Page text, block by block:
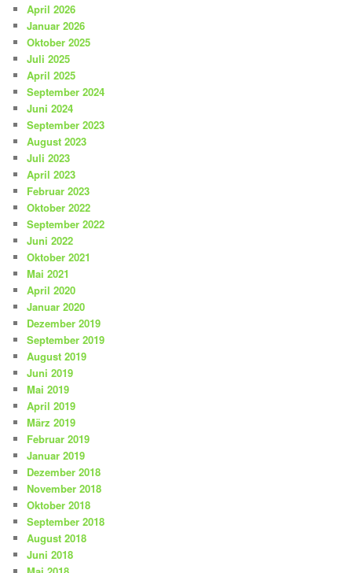
April 2026
Januar 2026
Oktober 2025
Juli 2025
April 2025
September 2024
Juni 2024
September 2023
August 2023
Juli 2023
April 2023
Februar 2023
Oktober 2022
September 2022
Juni 2022
Oktober 2021
Mai 2021
April 2020
Januar 2020
Dezember 2019
September 2019
August 2019
Juni 2019
Mai 2019
April 2019
März 2019
Februar 2019
Januar 2019
Dezember 2018
November 2018
Oktober 2018
September 2018
August 2018
Juni 2018